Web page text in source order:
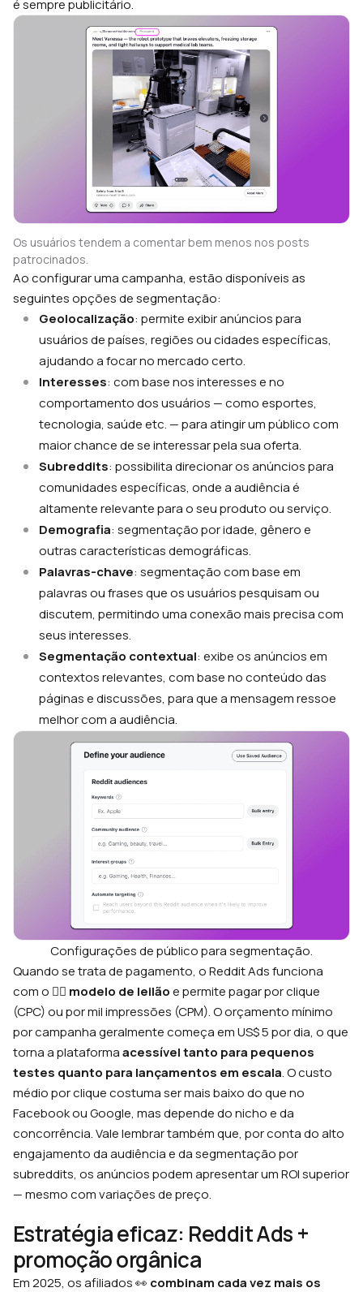
é sempre publicitário.
Os usuários tendem a comentar bem menos nos posts
patrocinados.
Ao configurar uma campanha, estão disponíveis as
seguintes opções de segmentação:
Geolocalização: permite exibir anúncios para
usuários de países, regiões ou cidades específicas,
ajudando a focar no mercado certo.
Interesses: com base nos interesses e no
comportamento dos usuários — como esportes,
tecnologia, saúde etc. — para atingir um público com
maior chance de se interessar pela sua oferta.
Subreddits: possibilita direcionar os anúncios para
comunidades específicas, onde a audiência é
altamente relevante para o seu produto ou serviço.
Demografia: segmentação por idade, gênero e
outras características demográficas.
Palavras-chave: segmentação com base em
palavras ou frases que os usuários pesquisam ou
discutem, permitindo uma conexão mais precisa com
seus interesses.
Segmentação contextual: exibe os anúncios em
contextos relevantes, com base no conteúdo das
páginas e discussões, para que a mensagem ressoe
melhor com a audiência.
Configurações de público para segmentação.
Quando se trata de pagamento, o Reddit Ads funciona
com o 👨‍⚖️ modelo de leilãoe permite pagar por clique
(CPC) ou por mil impressões (CPM). O orçamento mínimo
por campanha geralmente começa em US$ 5 por dia, o que
torna a plataformaacessível tanto para pequenos
testes quanto para lançamentos em escala. O custo
médio por clique costuma ser mais baixo do que no
Facebook ou Google, mas depende do nicho e da
concorrência. Vale lembrar também que, por conta do alto
engajamento da audiência e da segmentação por
subreddits, os anúncios podem apresentar um ROI superior
— mesmo com variações de preço.
Estratégia eficaz: Reddit Ads +
promoção orgânica
Em 2025, os afiliados 👀 combinam cada vez mais os